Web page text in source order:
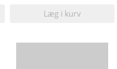
Læg i kurv